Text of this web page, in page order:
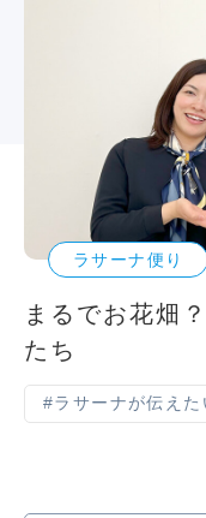
ラサーナ便り
まるでお花畑
たち
#ラサーナが伝えた